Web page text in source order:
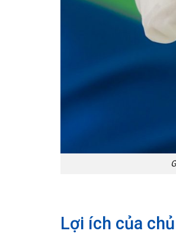
Lợi ích của